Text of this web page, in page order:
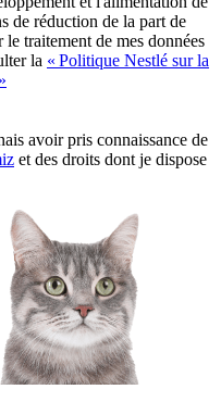
de réduction de la part de
traitement de mes données
la « Politique Nestlé sur la
avoir pris connaissance de
et des droits dont je dispose